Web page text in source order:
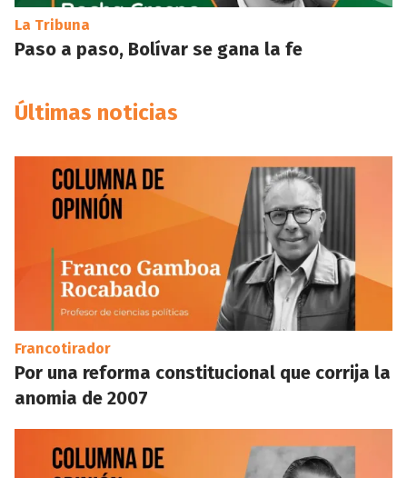
La Tribuna
Paso a paso, Bolívar se gana la fe
Últimas noticias
Francotirador
Por una reforma constitucional que corrija la
anomia de 2007